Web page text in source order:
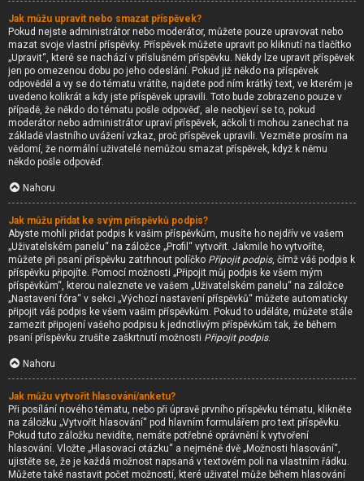
Jak můžu upravit nebo smazat příspěvek?
Pokud nejste administrátor nebo moderátor, můžete pouze upravovat nebo
mazat svoje vlastní příspěvky. Příspěvek můžete upravit po kliknutí na tlačítko
„Upravit“, které se nachází v příslušném příspěvku. Někdy lze upravit příspěvek
jen po omezenou dobu po jeho odeslání. Pokud již někdo na příspěvek
odpověděl a vy se do tématu vrátíte, najdete pod ním krátký text, ve kterém je
uvedeno kolikrát a kdy jste příspěvek upravili. Toto bude zobrazeno pouze v
případě, že někdo do tématu pošle odpověď, ale neobjeví se to, pokud
moderátor nebo administrátor upraví příspěvek, ačkoli ti mohou zanechat na
základě vlastního uvážení vzkaz, proč příspěvek upravili. Vezměte prosím na
vědomí, že normální uživatelé nemůžou smazat příspěvek, když k němu
někdo pošle odpověď.
Nahoru
Jak můžu přidat ke svým příspěvků podpis?
Abyste mohli přidat podpis k vašim příspěvkům, musíte ho nejdřív ve vašem
„Uživatelském panelu“ na záložce „Profil“ vytvořit. Jakmile ho vytvoříte,
můžete při psaní příspěvku zatrhnout políčko Připojit podpis, čímž váš podpis k
příspěvku připojíte. Pomocí možnosti „Připojit můj podpis ke všem mým
příspěvkům“, kterou naleznete ve vašem „Uživatelském panelu“ na záložce
„Nastavení fóra“ v sekci „Výchozí nastavení příspěvků“ můžete automaticky
připojit váš podpis ke všem vašim příspěvkům. Pokud to uděláte, můžete stále
zamezit připojení vašeho podpisu k jednotlivým příspěvkům tak, že během
psaní příspěvku zrušíte zaškrtnutí možnosti Připojit podpis.
Nahoru
Jak můžu vytvořit hlasování/anketu?
Při posílání nového tématu, nebo při úpravě prvního příspěvku tématu, klikněte
na záložku „Vytvořit hlasování“ pod hlavním formulářem pro text příspěvku.
Pokud tuto záložku nevidíte, nemáte potřebné oprávnění k vytvoření
hlasování. Vložte „Hlasovací otázku“ a nejméně dvě „Možnosti hlasování“,
ujistěte se, že je každá možnost napsaná v textovém poli na vlastním řádku.
Můžete také nastavit počet možností, které uživatel může během hlasování